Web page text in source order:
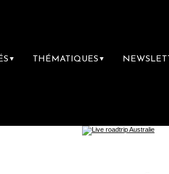
▼ THÉMATIQUES ▼